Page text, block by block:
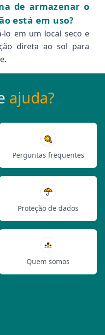
de armazenar o
está em uso?
lo em um local seco e
direta ao sol para
ajuda?
Perguntas frequentes
Proteção de dados
Quem somos